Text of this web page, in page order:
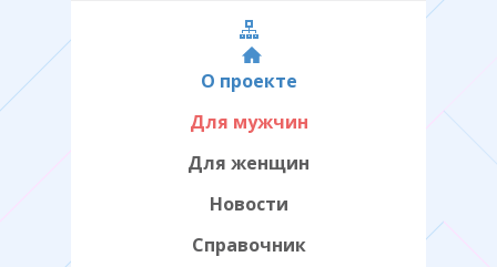
О проекте
Для мужчин
Для женщин
Новости
Справочник